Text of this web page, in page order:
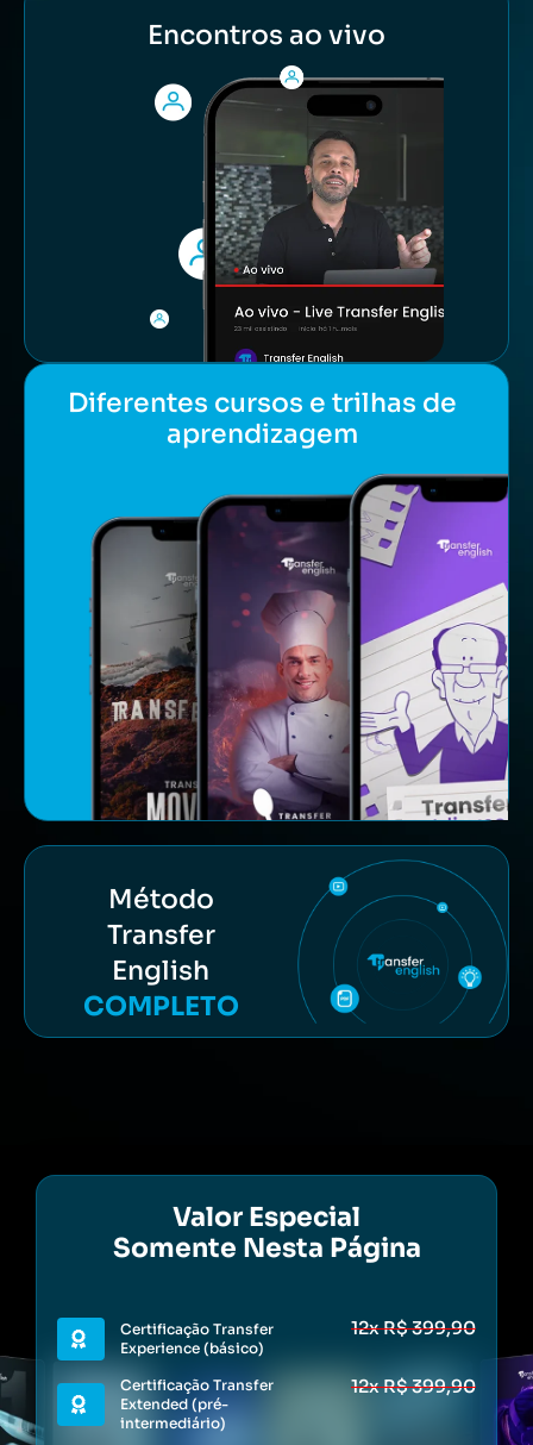
Encontros ao vivo
Diferentes cursos e trilhas de
aprendizagem
Método
Transfer
English
COMPLETO
Valor Especial
Somente Nesta Página
Certificação Transfer
Experience (básico)
12x R$ 399,90
Certificação Transfer
Extended (pré-
intermediário)
12x R$ 399,90